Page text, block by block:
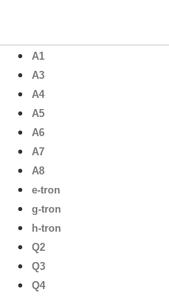
A1
A3
A4
A5
A6
A7
A8
e-tron
g-tron
h-tron
Q2
Q3
Q4